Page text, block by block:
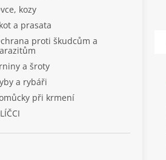
kozy
a prasata
proti škudcům a
a šroty
a rybáři
při krmení